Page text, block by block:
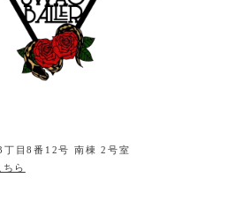
丁目8番12号 南棟 2号室
ら